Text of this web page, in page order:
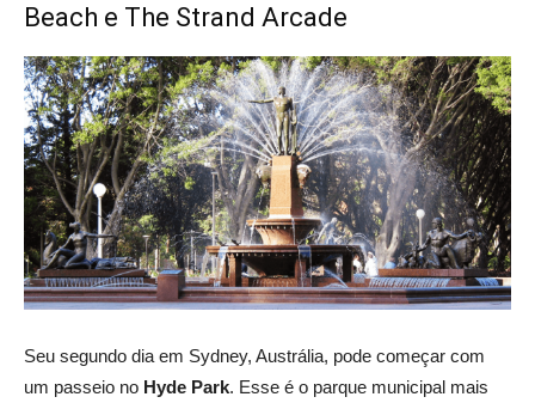
Beach e The Strand Arcade
Seu segundo dia em Sydney, Austrália, pode começar com
um passeio no Hyde Park. Esse é o parque municipal mais